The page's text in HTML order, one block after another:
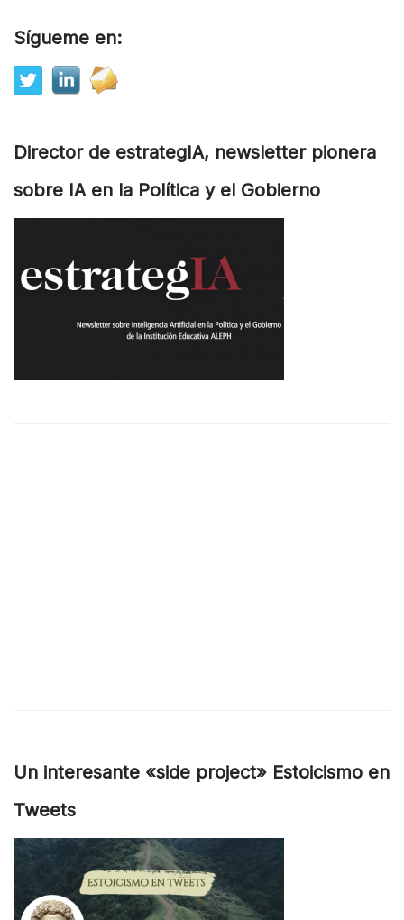
Sígueme en:
Director de estrategIA, newsletter pionera
sobre IA en la Política y el Gobierno
Un interesante «side project» Estoicismo en
Tweets